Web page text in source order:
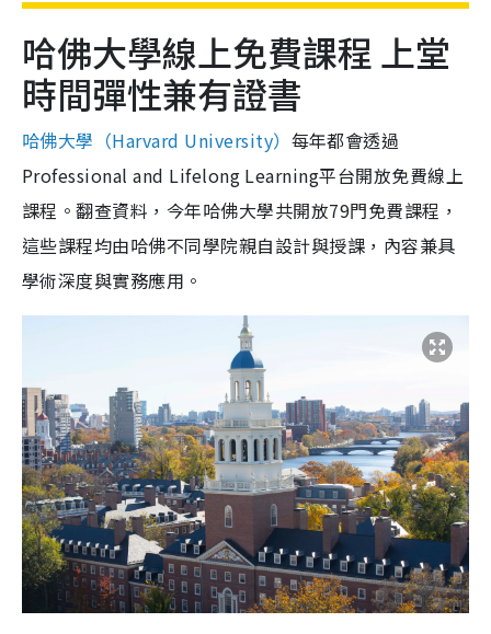
哈佛大學線上免費課程 上堂
時間彈性兼有證書
哈佛大學（Harvard University） 每年都會透過
Professional and Lifelong Learning平台開放免費線上
課程。翻查資料，今年哈佛大學共開放79門免費課程，
這些課程均由哈佛不同學院親自設計與授課，內容兼具
學術深度與實務應用。